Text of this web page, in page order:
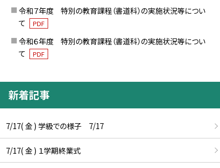
令和７年度 特別の教育課程（書道科）の実施状況等につい
て
PDF
令和６年度 特別の教育課程（書道科）の実施状況等につい
て
PDF
新着記事
7/17( 金 ) 学級での様子 7/17
7/17( 金 ) １学期終業式